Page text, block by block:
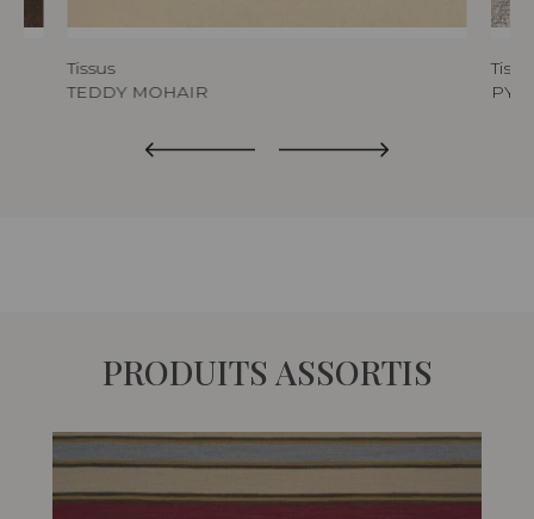
Tissus
TEDDY MOHAIR
PRODUITS ASSORTIS